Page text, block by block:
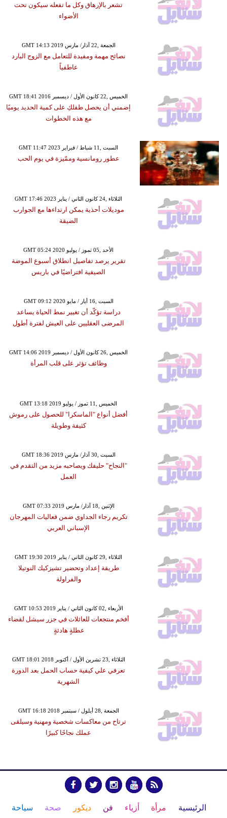
تشعر بالإرهاق وكل ما تفعله سيكون تحت
الأضواء
GMT 14:13 2019 الجمعة ,22 آذار/ مارس
نصائح مهمة ومفيدة للتعامل مع الزوج البارد
عاطفياً
GMT 18:41 2016 الخميس ,22 كانون الأول / ديسمبر
إضمني أن يحصل طفلكِ على كمية الحديد يوميًا
مع هذه الخطوات
GMT 11:47 2023 السبت ,11 شباط / فبراير
عطور رومانسية وممّيزة في يوم الحب
GMT 17:46 2023 الثلاثاء ,24 كانون الثاني / يناير
موديلات أحذية يمكن ارتداءها مع الجوارب
الضيقة
GMT 05:24 2020 الأحد ,05 تموز / يوليو
تقرير يرصد تفاصيل انطلاق أسبوع الموضة
الصيفية افتراضيًا في باريس
GMT 09:12 2020 السبت ,16 أيار / مايو
دراسة تؤكّد أن تغيير نمط الحياة يساعد
المرضى العقليين على العيش لفترة أطول
GMT 14:06 2019 الخميس ,26 كانون الأول / ديسمبر
وظائف تؤثر على قلب المرأة
GMT 13:18 2019 الخميس ,11 تموز / يوليو
أفضل أنواع "الماسكرا" للحصول على رموش
كثيفة وطويلة
GMT 18:36 2019 السبت ,30 آذار/ مارس
"النجاح" حليفك ويصاحبه مزيد من التقدم في
العمل
GMT 07:33 2019 الإثنين ,18 آذار/ مارس
تكريم رجاء الجداوي ضمن فعاليات المهرجان
الإسباني العربي
GMT 19:30 2019 الثلاثاء ,29 كانون الثاني / يناير
طريقة إعداد وتحضير تشيزكيك النوتيلا
والفراولة
GMT 10:53 2019 الأربعاء ,02 كانون الثاني / يناير
أفخم منتجعات للعائلات في جزر سيشل لقضاء
عطلةٍ هادئةٍ
GMT 18:01 2018 الثلاثاء ,23 تشرين الأول / أكتوبر
تعرفي علي كيفية حساب الحمل بعد الدورة
الشهرية
GMT 16:18 2018 الجمعة ,28 أيلول / سبتمبر
ترتاح من معاكسات شخصية ومهنية وسيلقى
عملك نجاحًا كبيرًا
الرئيسية مرأة أزياء فن ديكور صحة سياحة